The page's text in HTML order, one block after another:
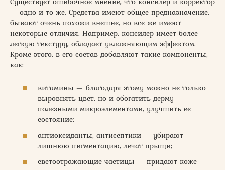
— одно и то же. Средства имеют общее предназначение,
бывают очень похожи внешне, но все же имеют
некоторые отличия. Например, консилер имеет более
легкую текстуру, обладает увлажняющим эффектом.
Кроме этого, в его состав добавляют такие компоненты,
как:
витамины — благодаря этому можно не только
выровнять цвет, но и обогатить дерму
полезными микроэлементами, улучшить ее
состояние;
антиоксиданты, антисептики — убирают
лишнюю пигментацию, лечат прыщи;
светоотражающие частицы — придают коже